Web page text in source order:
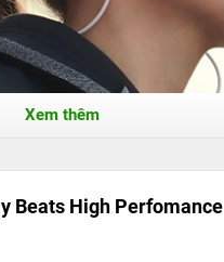
Xem thêm
Beats High Perfomance